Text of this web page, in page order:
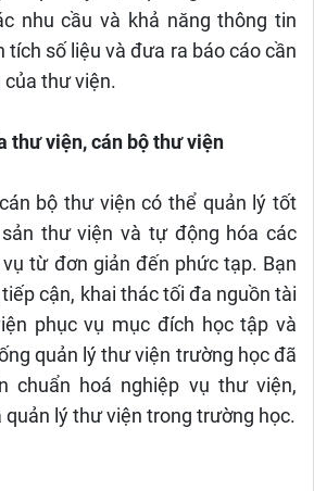
nhu cầu và khả năng thông tin
tích số liệu và đưa ra báo cáo cần
thư viện.
thư viện, cán bộ thư viện
bộ thư viện có thể quản lý tốt
thư viện và tự động hóa các
từ đơn giản đến phức tạp. Bạn
cận, khai thác tối đa nguồn tài
phục vụ mục đích học tập và
quản lý thư viện trường học đã
chuẩn hoá nghiệp vụ thư viện,
quản lý thư viện trong trường học.